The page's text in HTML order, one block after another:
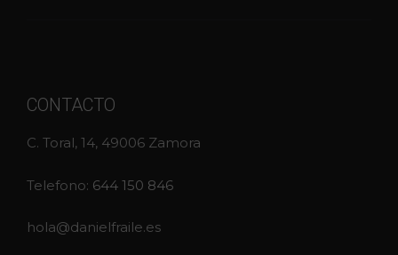
CONTACTO
C. Toral, 14, 49006 Zamora
Telefono: 644 150 846
hola@danielfraile.es